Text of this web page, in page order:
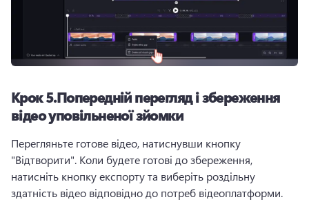
Крок 5.Попередній перегляд і збереження
відео уповільненої зйомки
Перегляньте готове відео, натиснувши кнопку
"Відтворити". Коли будете готові до збереження,
натисніть кнопку експорту та виберіть роздільну
здатність відео відповідно до потреб відеоплатформи.